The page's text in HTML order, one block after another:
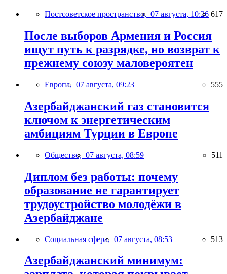
Постсоветское пространство, 07 августа, 10:26 617
После выборов Армения и Россия
ищут путь к разрядке, но возврат к
прежнему союзу маловероятен
Европа, 07 августа, 09:23 555
Азербайджанский газ становится
ключом к энергетическим
амбициям Турции в Европе
Общество, 07 августа, 08:59 511
Диплом без работы: почему
образование не гарантирует
трудоустройство молодёжи в
Азербайджане
Социальная сфера, 07 августа, 08:53 513
Азербайджанский минимум: